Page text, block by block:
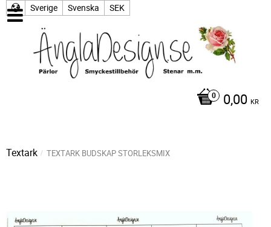
Sverige Svenska SEK
0,00 KR
Textark TEXTARK BUDSKAP STORLEKSMIX